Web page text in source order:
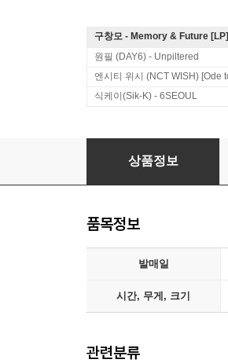
구창모 - Memory & Future [LP]
원필 (DAY6) - Unpiltered
식케이(Sik-K) - 6SEOUL
10cm (십센치) 3집 - 3.0
상품정보
품목정보
발매일
시간, 무게, 크기
관련분류